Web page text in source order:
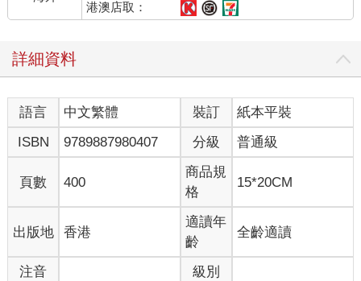
港澳店取：
詳細資料
語言 中文繁體 裝訂
紙本平裝
ISBN
9789887980407 分級 普通級
頁數 400
商品規
格
15*20CM
出版地 香港
適讀年
齡
全齡適讀
注音 級別